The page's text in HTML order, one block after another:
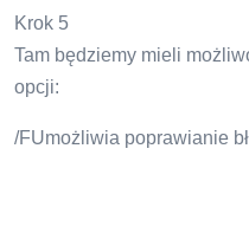
Krok 5
Tam będziemy mieli
opcji:
/FUmożliwia poprawianie